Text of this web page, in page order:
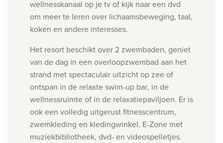
wellnesskanaal op je tv of kijk naar een dvd
om meer te leren over lichaamsbeweging, taal,
koken en andere interesses.
Het resort beschikt over 2 zwembaden, geniet
van de dag in een overloopzwembad aan het
strand met spectaculair uitzicht op zeeof
ontspan in de relaxte swim-up bar, in de
wellnessruimte of in de relaxatiepaviljoen. Er is
ook een volledig uitgerust fitnesscentrum,
zwemkleding en kledingwinkel, E-Zone met
muziekbibliotheek, dvd- en videospelletjes.